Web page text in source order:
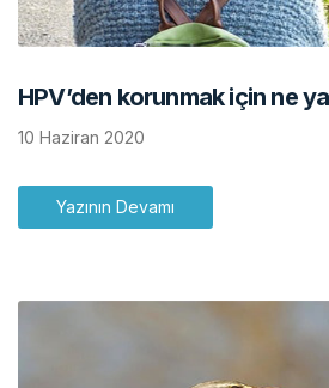
HPV’den korunmak için ne
10 Haziran 2020
Yazının Devamı